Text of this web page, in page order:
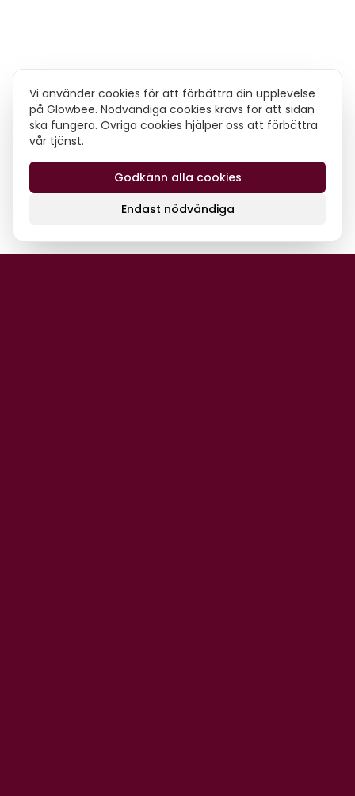
Vi använder cookies för att förbättra din upplevelse
på Glowbee. Nödvändiga cookies krävs för att sidan
ska fungera. Övriga cookies hjälper oss att förbättra
vår tjänst.
Endast nödvändiga
Godkänn alla cookies